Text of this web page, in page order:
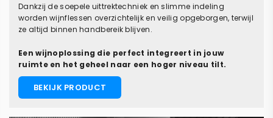
Dankzij de soepele uittrektechniek en slimme indeling
worden wijnflessen overzichtelijk en veilig opgeborgen, terwijl
ze altijd binnen handbereik blijven.
Een wijnoplossing die perfect integreert in jouw
ruimte en het geheel naar een hoger niveau tilt.
BEKIJK PRODUCT